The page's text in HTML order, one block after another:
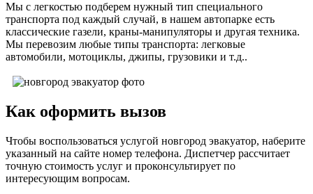
Мы с легкостью подберем нужный тип специального
транспорта под каждый случай, в нашем автопарке есть
классические газели, краны-манипуляторы и другая техника.
Мы перевозим любые типы транспорта: легковые
автомобили, мотоциклы, джипы, грузовики и т.д..
Как оформить вызов
Чтобы воспользоваться услугой новгород эвакуатор, наберите
указанный на сайте номер телефона. Диспетчер рассчитает
точную стоимость услуг и проконсультирует по
интересующим вопросам.